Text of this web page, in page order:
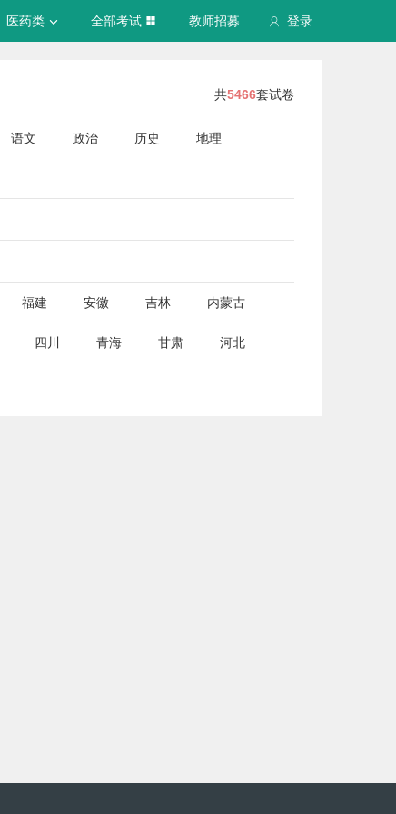
登录
医药类 全部考试 教师招募
共5466套试卷
语文 政治 历史 地理
福建 安徽 吉林 内蒙古
四川 青海 甘肃 河北